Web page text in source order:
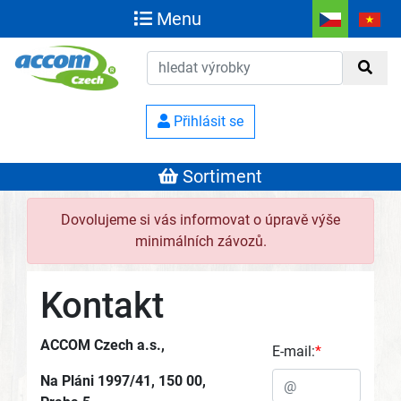
Menu
Přihlásit se
Sortiment
Dovolujeme si vás informovat o úpravě výše
minimálních závozů.
Kontakt
ACCOM Czech a.s.,
Na Pláni 1997/41, 150 00,
E-mail: